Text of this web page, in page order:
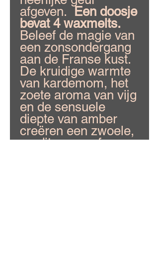
afgeven.Een doosje
bevat 4 waxmelts.
Beleef de magie van
een zonsondergang
aan de Franse kust.
De kruidige warmte
van kardemom, het
zoete aroma van vijg
en de sensuele
diepte van amber
creëren een zwoele,
mediterrane sfeer.